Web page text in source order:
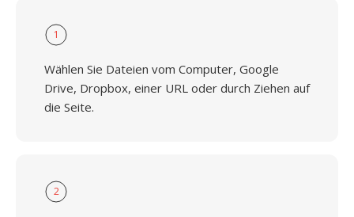
1
Wählen Sie Dateien vom Computer, Google
Drive, Dropbox, einer URL oder durch Ziehen auf
die Seite.
2